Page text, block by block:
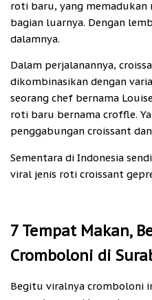
roti baru, yang memadukan
bagian luarnya. Dengan
dalamnya.
Dalam perjalanannya,
dikombinasikan dengan
seorang chef bernama
roti baru bernama croffle.
penggabungan croissant
Sementara di Indonesia
viral jenis roti croissant
7 Tempat Makan,
Cromboloni di
Begitu viralnya cromboloni